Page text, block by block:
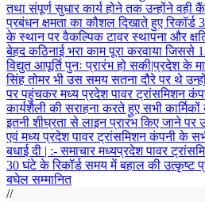
तथा संपूर्ण सुधार कार्य होने तक उन्होंने वही
प्रबंधन क्षमता का कौशल दिखाते हुए रिकॉर्ड
के स्थान पर वैकल्पिक टावर स्थापना और
बेहद कठिनाई भरा काम पूरा करवाया जिससे
विद्युत आपूर्ति पुनः प्रारंभ हो सकी|प्रदेश के
सिंह तोमर भी उस समय सतना दौरे पर थे
पर पहुंचकर मध्य प्रदेश पावर ट्रांसमिशन
कार्यशैली की सराहना करते हुए सभी
इतनी शीघ्रता से लाइन प्रारंभ किए जाने पर
एवं मध्य प्रदेश पावर ट्रांसमिशन कंपनी के
बधाई दी | :- समाचार मध्यप्रदेश पावर
30 घंटे के रिकॉर्ड समय में बहाल की उत्कृष्ट
बघेल सम्मानित
//